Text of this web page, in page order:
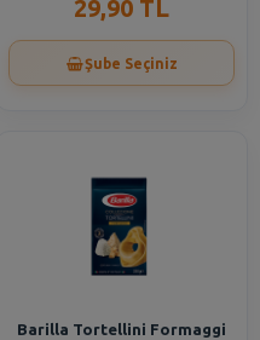
29,90 TL
Şube Seçiniz
Barilla Tortellini Formaggi